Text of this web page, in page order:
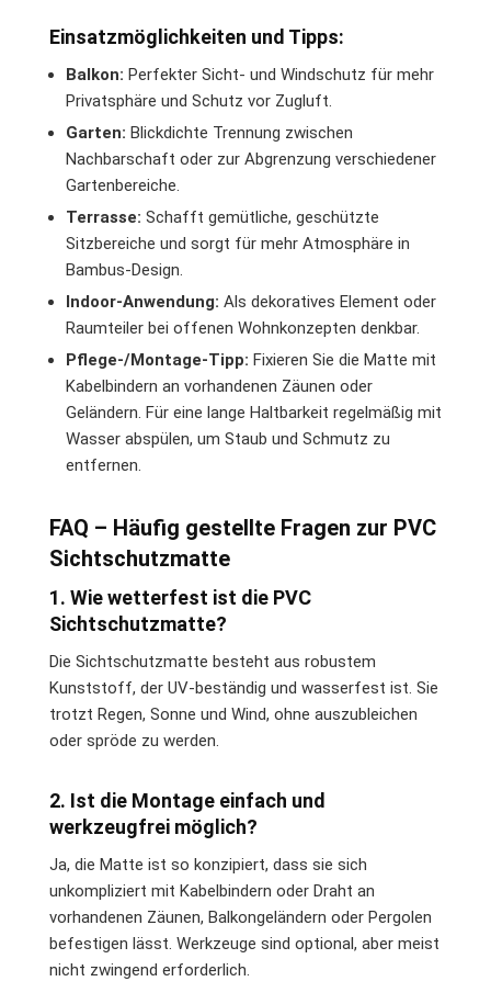
Einsatzmöglichkeiten und Tipps:
Balkon: Perfekter Sicht- und Windschutz für mehr
Privatsphäre und Schutz vor Zugluft.
Garten: Blickdichte Trennung zwischen
Nachbarschaft oder zur Abgrenzung verschiedener
Gartenbereiche.
Terrasse: Schafft gemütliche, geschützte
Sitzbereiche und sorgt für mehr Atmosphäre in
Bambus-Design.
Indoor-Anwendung: Als dekoratives Element oder
Raumteiler bei offenen Wohnkonzepten denkbar.
Pflege-/Montage-Tipp: Fixieren Sie die Matte mit
Kabelbindern an vorhandenen Zäunen oder
Geländern. Für eine lange Haltbarkeit regelmäßig mit
Wasser abspülen, um Staub und Schmutz zu
entfernen.
FAQ – Häufig gestellte Fragen zur PVC
Sichtschutzmatte
1. Wie wetterfest ist die PVC
Sichtschutzmatte?
Die Sichtschutzmatte besteht aus robustem
Kunststoff, der UV-beständig und wasserfest ist. Sie
trotzt Regen, Sonne und Wind, ohne auszubleichen
oder spröde zu werden.
2. Ist die Montage einfach und
werkzeugfrei möglich?
Ja, die Matte ist so konzipiert, dass sie sich
unkompliziert mit Kabelbindern oder Draht an
vorhandenen Zäunen, Balkongeländern oder Pergolen
befestigen lässt. Werkzeuge sind optional, aber meist
nicht zwingend erforderlich.